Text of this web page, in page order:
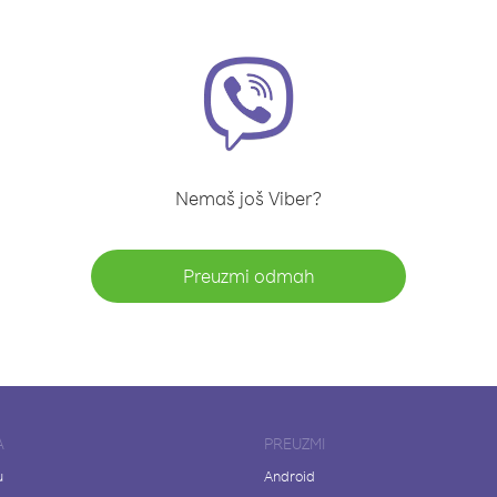
Nemaš još Viber?
Preuzmi odmah
PREUZMI
Android